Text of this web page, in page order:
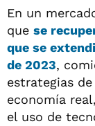
En un
que se
que se
de 2023,
estrategias
economía
el uso de